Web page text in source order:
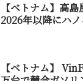
【ベトナム】高
2026年以降にハ
【ベトナム】